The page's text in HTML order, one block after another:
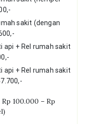
sakit (dengan
api + Rel rumah sakit
api + Rel rumah sakit
100.000 – Rp